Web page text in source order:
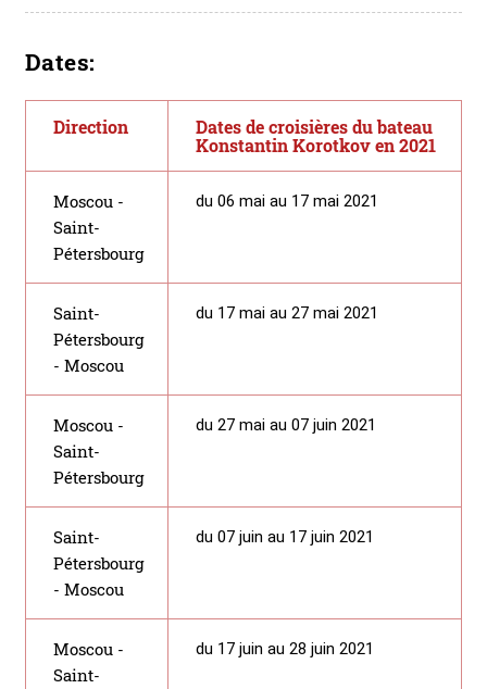
Dates:
Direction
Dates de croisières du bateau
Konstantin Korotkov en 2021
Moscou -
Saint-
Pétersbourg
du 06 mai au 17 mai 2021
Saint-
Pétersbourg
- Moscou
du 17 mai au 27 mai 2021
Moscou -
Saint-
Pétersbourg
du 27 mai au 07 juin 2021
Saint-
Pétersbourg
- Moscou
du 07 juin au 17 juin 2021
Moscou -
Saint-
du 17 juin au 28 juin 2021